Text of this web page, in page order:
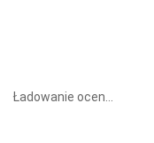
Ładowanie ocen...